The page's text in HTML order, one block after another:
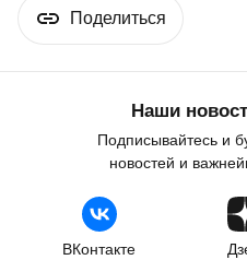
Поделиться
Наши
Подписывайтесь и
новостей и
ВКонтакте